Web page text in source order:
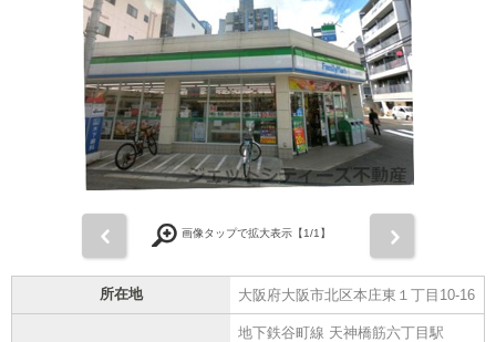
画像タップで拡大表示【1/1】
所在地 大阪府大阪市北区本庄東１丁目10-16
地下鉄谷町線 天神橋筋六丁目駅